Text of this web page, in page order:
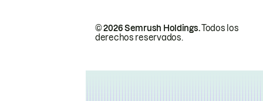
© 2026 Semrush Holdings.Todos los
derechos reservados.